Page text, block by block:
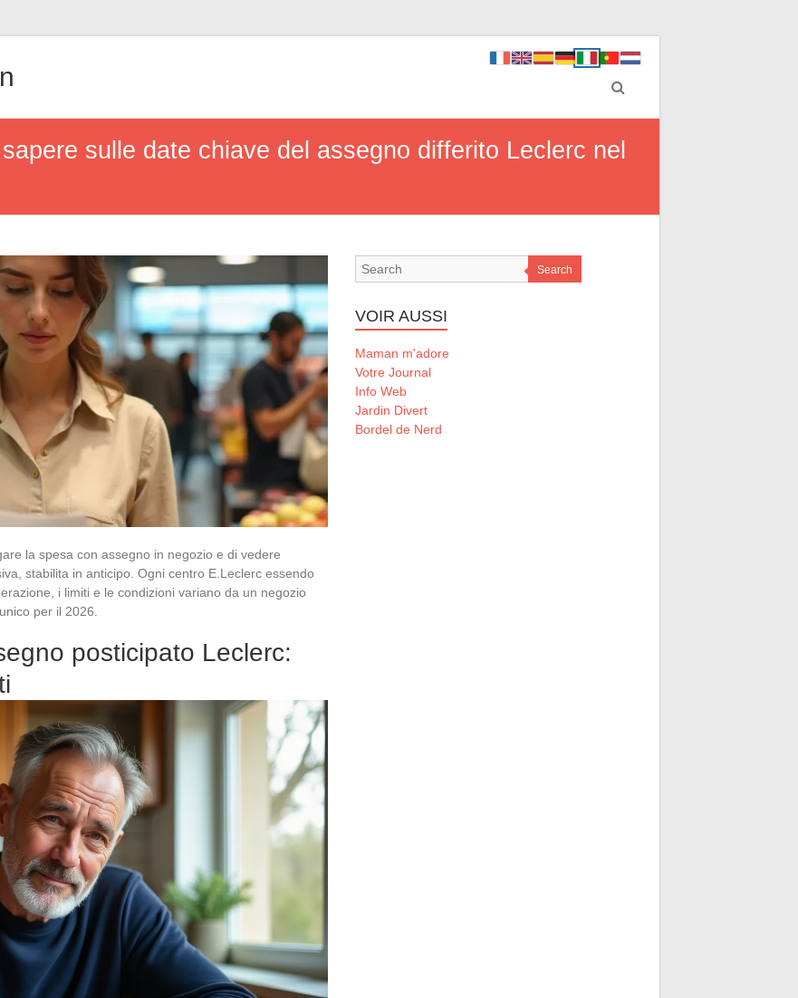
sulle date chiave del assegno differito Leclerc nel
la spesa con assegno in negozio e di vedere
stabilita in anticipo. Ogni centro E.Leclerc essendo
i limiti e le condizioni variano da un negozio
per il 2026.
posticipato Leclerc:
Search
VOIR AUSSI
Maman m'adore
Votre Journal
Info Web
Jardin Divert
Bordel de Nerd